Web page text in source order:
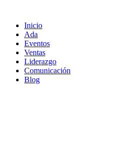
contenido
Inicio
Ada
Eventos
Ventas
Liderazgo
Comunicación
Blog